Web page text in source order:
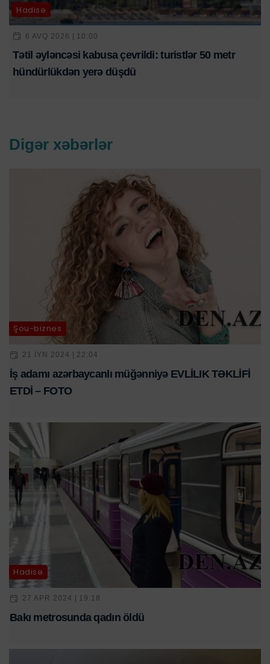
Hadisə
6 AVQ 2026 | 10:00
Tətil əyləncəsi kabusa çevrildi: turistlər 50 metr
hündürlükdən yerə düşdü
Digər xəbərlər
Şou-biznes
21 IYN 2024 | 22:04
İş adamı azərbaycanlı müğənniyə EVLİLIK TƏKLİFİ
ETDİ – FOTO
Hadisə
27 APR 2024 | 19:18
Bakı metrosunda qadın öldü